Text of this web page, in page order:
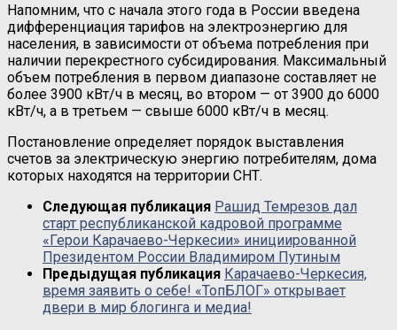
Напомним, что с начала этого года в России введена
дифференциация тарифов на электроэнергию для
населения, в зависимости от объема потребления при
наличии перекрестного субсидирования. Максимальный
объем потребления в первом диапазоне составляет не
более 3900 кВт/ч в месяц, во втором — от 3900 до 6000
кВт/ч, а в третьем — свыше 6000 кВт/ч в месяц.
Постановление определяет порядок выставления
счетов за электрическую энергию потребителям, дома
которых находятся на территории СНТ.
Следующая публикация Рашид Темрезов дал
старт республиканской кадровой программе
«Герои Карачаево-Черкесии» инициированной
Президентом России Владимиром Путиным
Предыдущая публикация Карачаево-Черкесия,
время заявить о себе! «ТопБЛОГ» открывает
двери в мир блогинга и медиа!